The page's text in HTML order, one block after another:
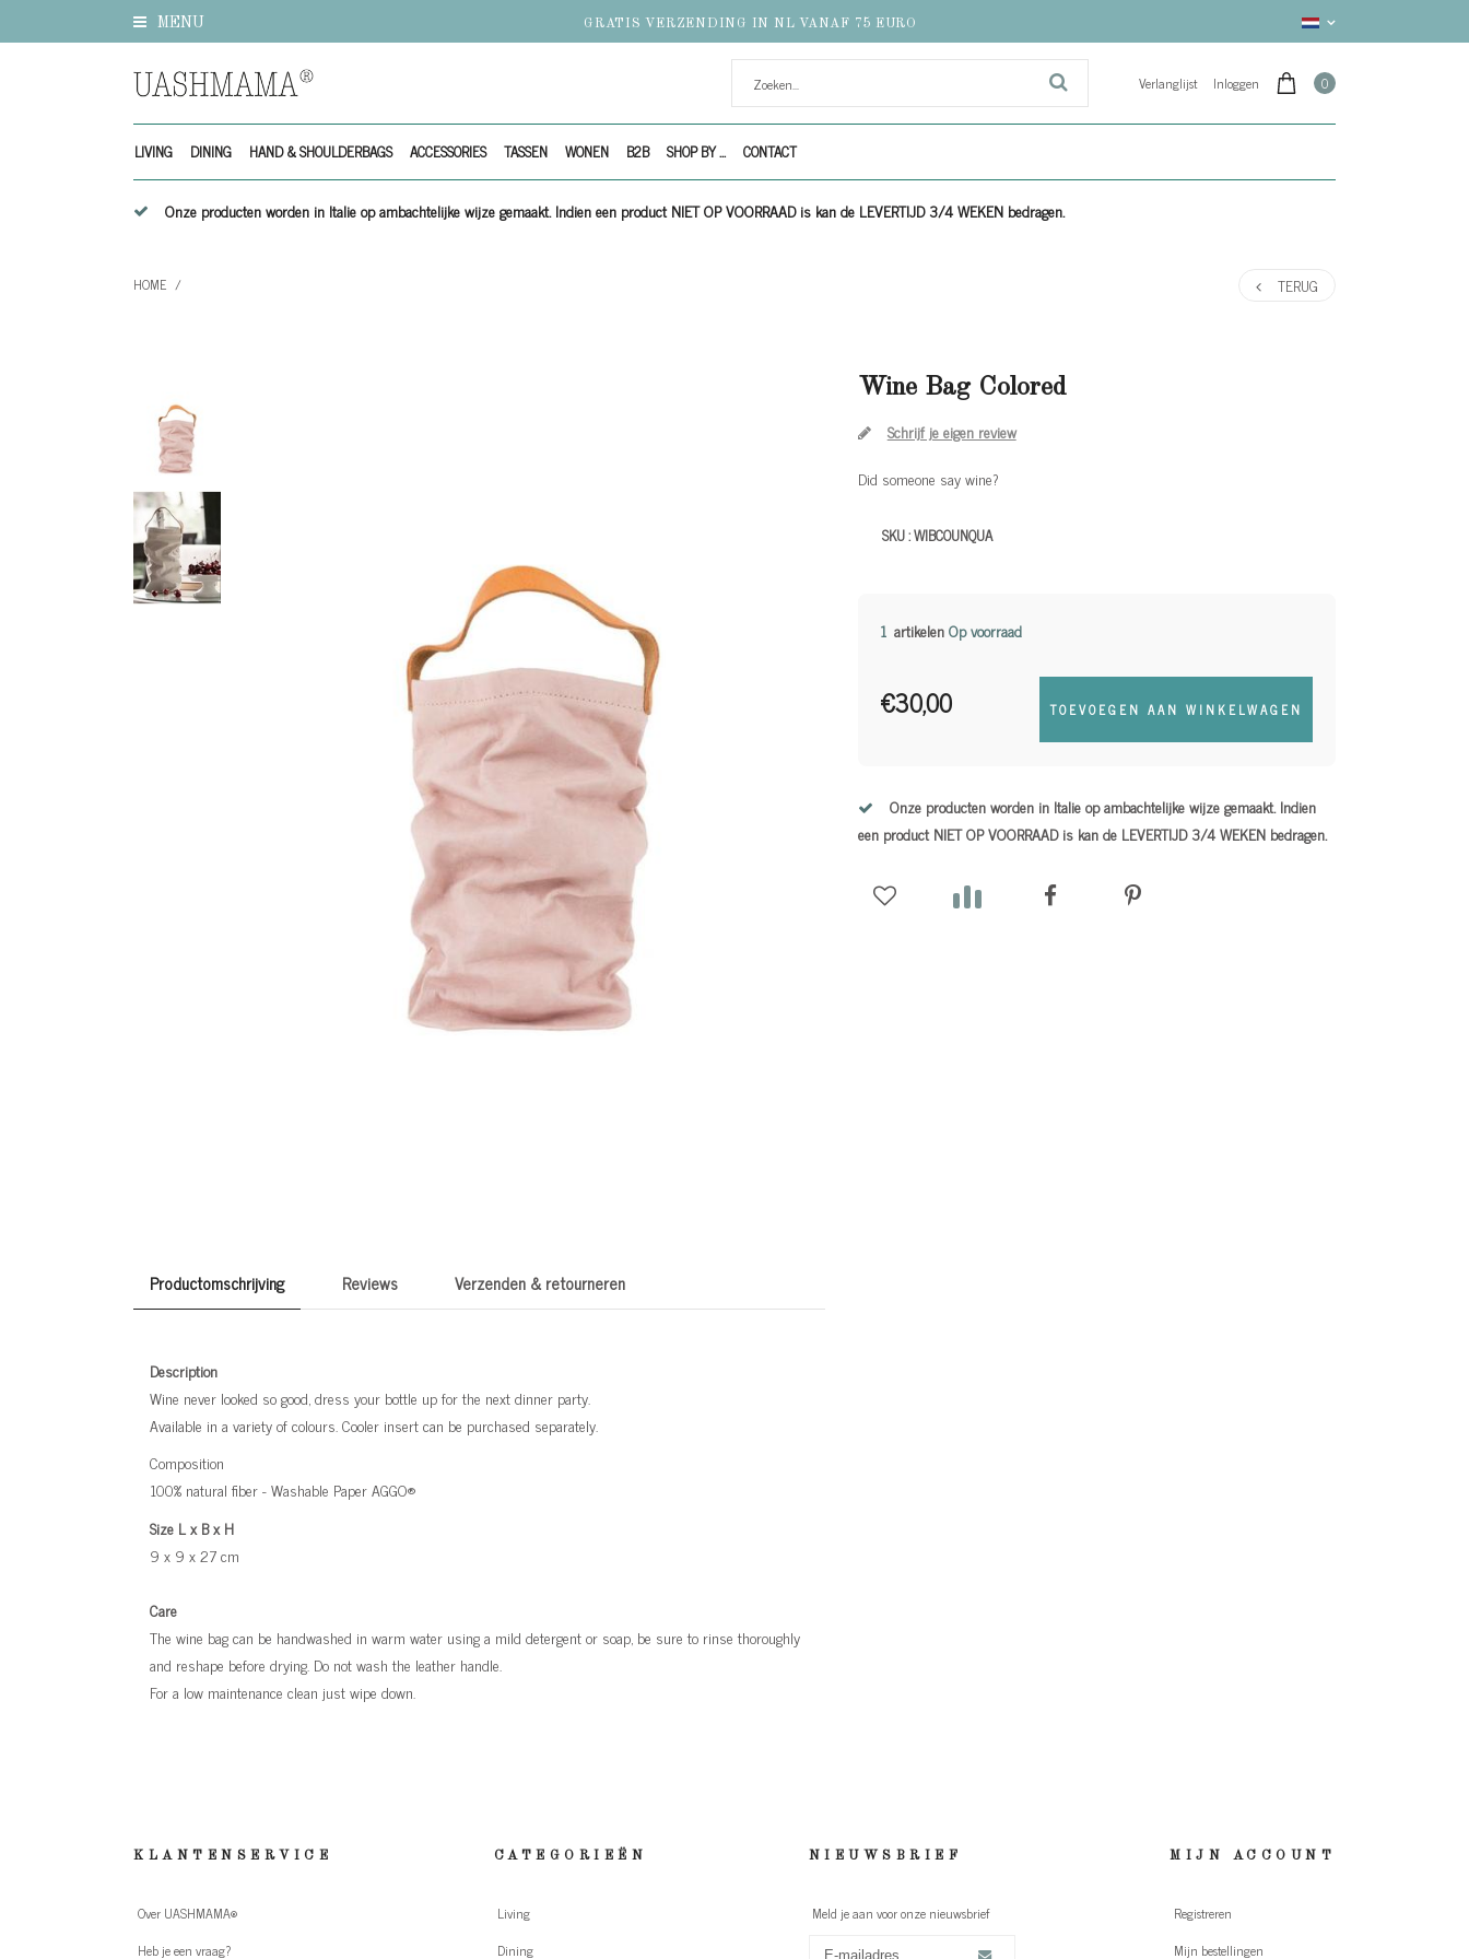
MENU GRATIS VERZENDING IN NL VANAF 75 EURO
Verlanglijst Inloggen 0
LIVING DINING HAND & SHOULDERBAGS ACCESSORIES TASSEN WONEN B2B SHOP BY ... CONTACT
Onze producten worden in Italie op ambachtelijke wijze gemaakt. Indien een product NIET OP VOORRAAD is kan de LEVERTIJD 3/4 WEKEN bedragen.
HOME / TERUG
Productomschrijving Reviews Verzenden & retourneren
Description
Wine never looked so good, dress your bottle up for the next dinner party.
Available in a variety of colours. Cooler insert can be purchased separately.
Composition
100% natural fiber - Washable Paper AGGO®
Size L x B x H
9 x 9 x 27 cm
Care
The wine bag can be handwashed in warm water using a mild detergent or soap, be sure to rinse thoroughly
and reshape before drying. Do not wash the leather handle.
For a low maintenance clean just wipe down.
Wine Bag Colored
Schrijf je eigen review
Did someone say wine?
SKU :WIBCOUNQUA
1 artikelenOp voorraad
€30,00 TOEVOEGEN AAN WINKELWAGEN
Onze producten worden in Italie op ambachtelijke wijze gemaakt. Indien
een product NIET OP VOORRAAD is kan de LEVERTIJD 3/4 WEKEN bedragen.
KLANTENSERVICE
Over UASHMAMA®
Heb je een vraag?
CATEGORIEËN
Living
Dining
NIEUWSBRIEF
Meld je aan voor onze nieuwsbrief
MIJN ACCOUNT
Registreren
Mijn bestellingen